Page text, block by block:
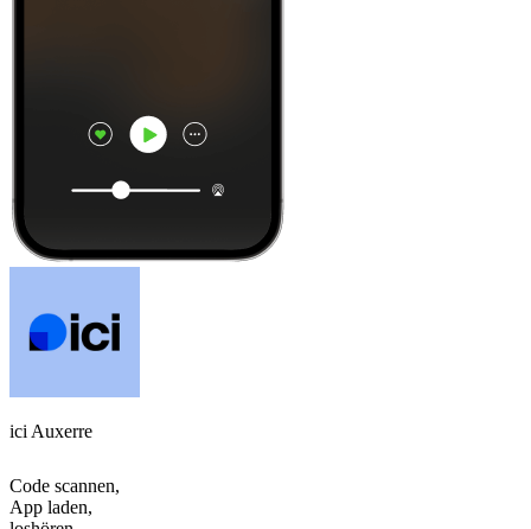
ici Auxerre
Code scannen,
App laden,